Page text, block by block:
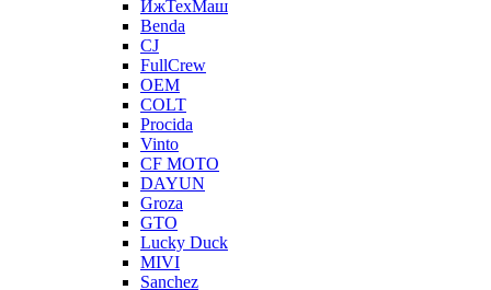
ИжТехМаш
Benda
CJ
FullCrew
OEM
COLT
Procida
Vinto
CF MOTO
DAYUN
Groza
GTO
Lucky Duck
MIVI
Sanchez